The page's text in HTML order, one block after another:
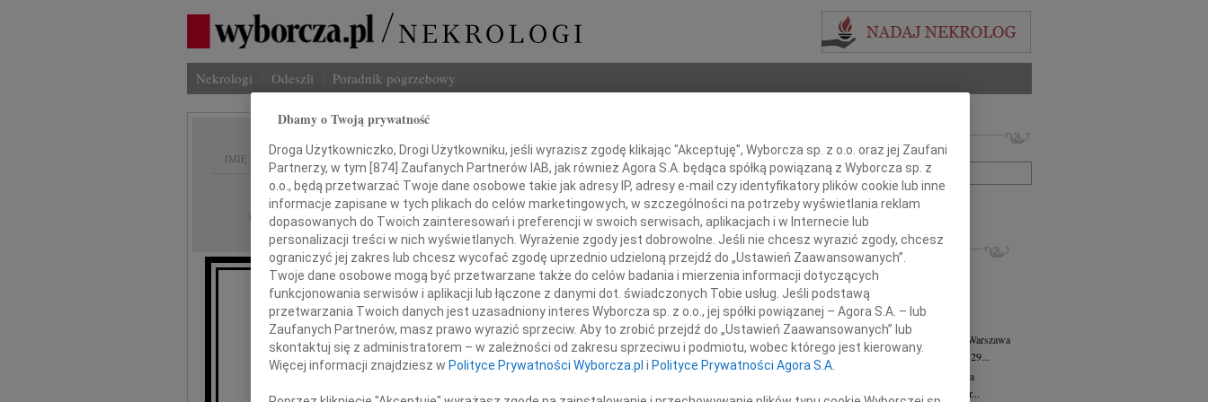
Nekrologi Odeszli Poradnik pogrzebowy
IMIĘ I NAZWISKO:
REGION: Warszawa
DATA EMISJI: 09.05.2025
Panu Doktorowi
Jaromirowi Wasylukowi
Imię i nazwisko lub numer ogłoszenia:
+ szukanie zaawansowane
INNE NEKROLOGI
07.08.2026Warszawa
Dziekanie Wydziału dr hab. Julii Kubisie,...
07.08.2026Warszawa
Naszej kochanej i dzielnej Marylce Butruk...
Jacek Tadeusz Duniec
Warszawa
Z wielkim żalem przyjęliśmy wiadomość, że 29...
Małgorzata Kościelska
Warszawa
W dniu 3 sierpnia 2026 roku zmarła Profesor...
Dbamy o Twoją prywatność
Droga Użytkowniczko, Drogi Użytkowniku, jeśli wyrazisz zgodę klikając "Akceptuję", Wyborcza sp. z o.o. oraz jej Zaufani
Partnerzy, w tym [874] Zaufanych Partnerów IAB, jak również Agora S.A. będąca spółką powiązaną z Wyborcza sp. z
o.o., będą przetwarzać Twoje dane osobowe takie jak adresy IP, adresy e-mail czy identyfikatory plików cookie lub inne
informacje zapisane w tych plikach do celów marketingowych, w szczególności na potrzeby wyświetlania reklam
dopasowanych do Twoich zainteresowań i preferencji w swoich serwisach, aplikacjach i w Internecie lub
personalizacji treści w nich wyświetlanych. Wyrażenie zgody jest dobrowolne. Jeśli nie chcesz wyrazić zgody, chcesz
ograniczyć jej zakres lub chcesz wycofać zgodę uprzednio udzieloną przejdź do „Ustawień Zaawansowanych”.
Twoje dane osobowe mogą być przetwarzane także do celów badania i mierzenia informacji dotyczących
funkcjonowania serwisów i aplikacji lub łączone z danymi dot. świadczonych Tobie usług. Jeśli podstawą
przetwarzania Twoich danych jest uzasadniony interes Wyborcza sp. z o.o., jej spółki powiązanej – Agora S.A. – lub
Zaufanych Partnerów, masz prawo wyrazić sprzeciw. Aby to zrobić przejdź do „Ustawień Zaawansowanych” lub
skontaktuj się z administratorem – w zależności od zakresu sprzeciwu i podmiotu, wobec którego jest kierowany.
Więcej informacji znajdziesz w Polityce Prywatności Wyborcza.pl i Polityce Prywatności Agora S.A.